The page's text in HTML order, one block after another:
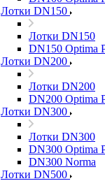
Лотки DN150
Лотки DN150
DN150 Optima
Лотки DN200
Лотки DN200
DN200 Optima
Лотки DN300
Лотки DN300
DN300 Optima
DN300 Norma
Лотки DN500